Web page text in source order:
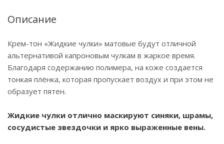
Описание
Крем-тон «Жидкие чулки» матовые будут отличной
альтернативой капроновым чулкам в жаркое время.
Благодаря содержанию полимера, на коже создается
тонкая плёнка, которая пропускает воздух и при этом не
образует пятен.
Жидкие чулки отлично маскируют синяки, шрамы,
сосудистые звездочки и ярко выраженные вены.